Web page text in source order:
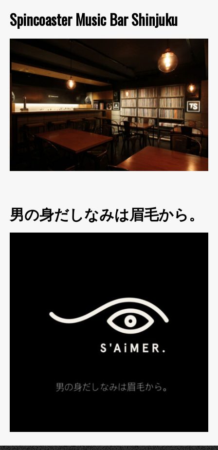
Spincoaster Music Bar Shinjuku
男の身だしなみは眉毛から。